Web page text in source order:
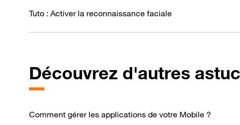
Tuto : Activer la reconnaissance faciale
Découvrez d'autres
Comment gérer les applications de votre Mobile ?